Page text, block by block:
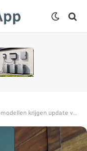
krijgen update van mei